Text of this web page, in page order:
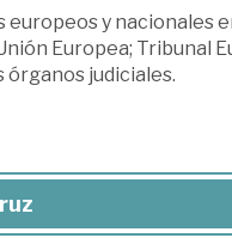
y nacionales
Europea; Tribunal
órganos judiciales.